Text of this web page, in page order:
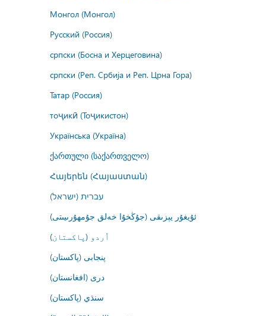
Монгол (Монгол)
Русский (Россия)
српски (Босна и Херцеговина)
српски (Реп. Србија и Реп. Црна Гора)
Татар (Россия)
тоҷикӣ (Тоҷикистон)
Українська (Україна)
ქართული (საქართველო)
Հայերեն (Հայաստան)
עברית (ישראל)
ئۇيغۇر يېزىقى (جۇڭخۇا خەلق جۇمھۇرىيىتى)
اُردو (پاکستان)
پنجابی (پاکستان)
درى (افغانستان)
سنڌي (پاکستان)